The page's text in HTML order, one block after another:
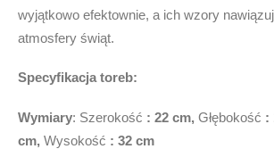
wyjątkowo efektownie, a ich wzory
atmosfery świąt.
Specyfikacja toreb:
Wymiary: Szerokość : 22 cm, Głębokość :
cm, Wysokość : 32 cm